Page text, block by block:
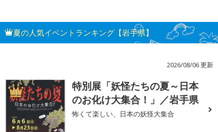
夏の人気イベントランキング【岩手県】
2026/08/06 更新
1
特別展「妖怪たちの夏～日本
のお化け大集合！」／岩手県
怖くて楽しい、日本の妖怪大集合